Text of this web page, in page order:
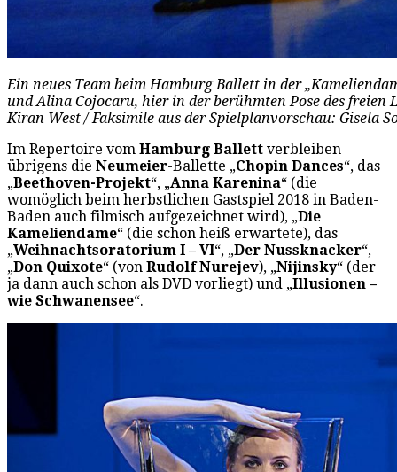
Ein neues Team beim Hamburg Ballett in der
und Alina Cojocaru, hier in der berühmten Pose des freien
Kiran West / Faksimile aus der Spielplanvorschau: Gisela
Im Repertoire vom Hamburg Ballett verbleiben
übrigens die Neumeier-Ballette „Chopin Dances“, das
„Beethoven-Projekt“, „Anna Karenina“ (die
womöglich beim herbstlichen Gastspiel 2018 in Baden-
Baden auch filmisch aufgezeichnet wird), „Die
Kameliendame“ (die schon heiß erwartete), das
„Weihnachtsoratorium I – VI“, „Der Nussknacker“,
„Don Quixote“ (von Rudolf Nurejev), „Nijinsky“ (der
ja dann auch schon als DVD vorliegt) und „Illusionen –
wie Schwanensee“.